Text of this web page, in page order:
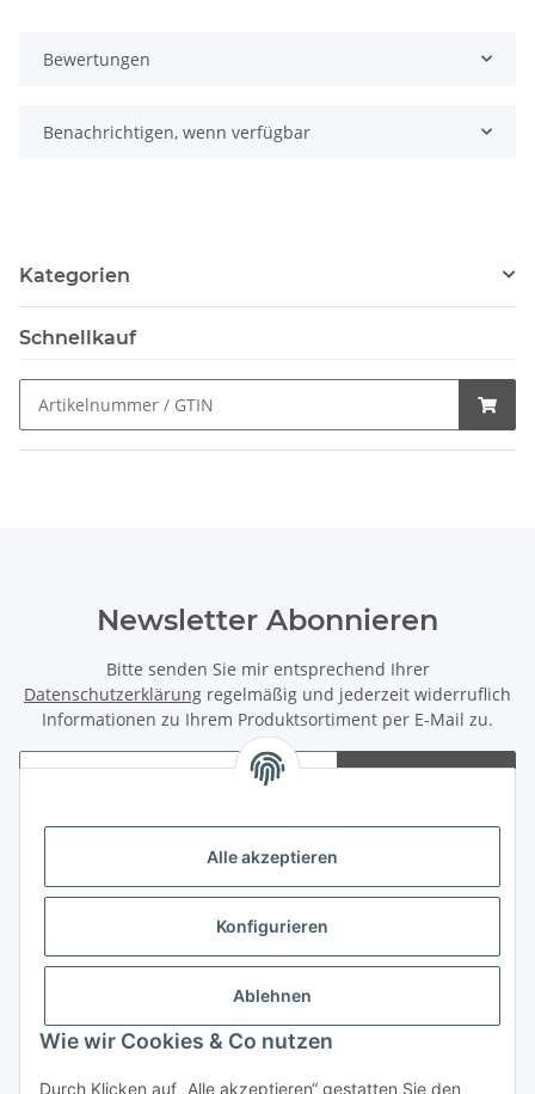
Alle akzeptieren
Konfigurieren
Ablehnen
Wie wir Cookies & Co nutzen
Durch Klicken auf „Alle akzeptieren“ gestatten Sie den
Bewertungen
Benachrichtigen, wenn verfügbar
Kategorien
Schnellkauf
Newsletter Abonnieren
Bitte senden Sie mir entsprechend Ihrer
Datenschutzerklärung regelmäßig und jederzeit widerruflich
Informationen zu Ihrem Produktsortiment per E-Mail zu.
Abonnieren